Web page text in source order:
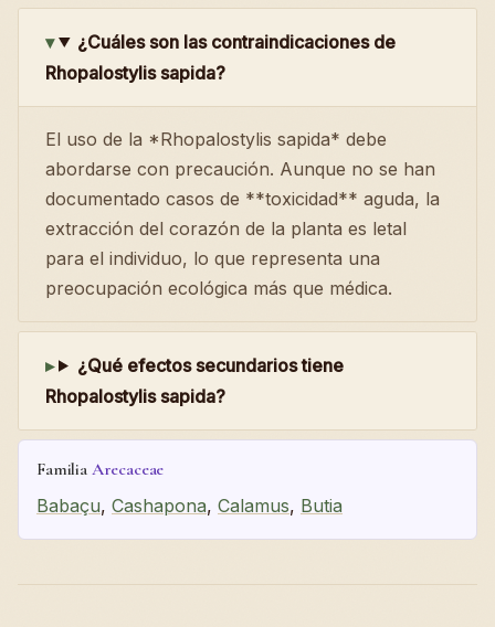
¿Cuáles son las contraindicaciones de
Rhopalostylis sapida?
El uso de la *Rhopalostylis sapida* debe
abordarse con precaución. Aunque no se han
documentado casos de **toxicidad** aguda, la
extracción del corazón de la planta es letal
para el individuo, lo que representa una
preocupación ecológica más que médica.
¿Qué efectos secundarios tiene
Rhopalostylis sapida?
Familia Arecaceae
Babaçu, Cashapona, Calamus, Butia